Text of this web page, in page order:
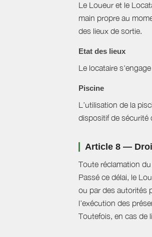
Le Loueur et le
main propre au
des lieux de sortie.
Etat des lieux
Le locataire
Piscine
L’utilisation de la
dispositif de sécurité
Article 8 —
Toute réclamation
Passé ce délai, le
ou par des autorités
l’exécution des
Toutefois, en cas de